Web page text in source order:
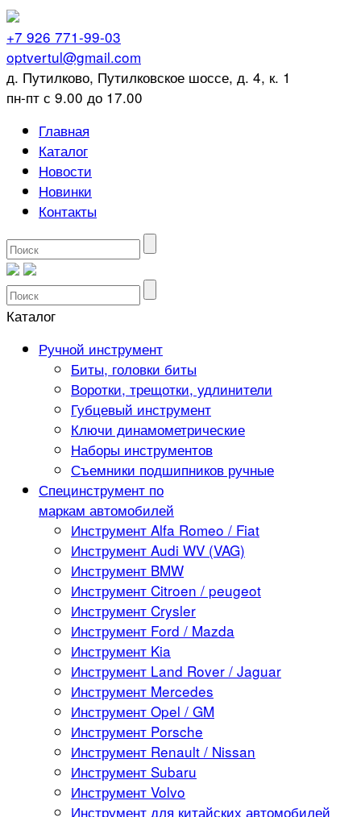
+7 926 771-99-03
optvertul@gmail.com
д. Путилково, Путилковское шоссе, д. 4, к. 1
пн-пт с 9.00 до 17.00
Главная
Каталог
Новости
Новинки
Контакты
Каталог
Ручной инструмент
Биты, головки биты
Воротки, трещотки, удлинители
Губцевый инструмент
Ключи динамометрические
Наборы инструментов
Съемники подшипников ручные
Специнструмент по
маркам автомобилей
Инструмент Alfa Romeo / Fiat
Инструмент Audi WV (VAG)
Инструмент BMW
Инструмент Citroen / peugeot
Инструмент Crysler
Инструмент Ford / Mazda
Инструмент Kia
Инструмент Land Rover / Jaguar
Инструмент Mercedes
Инструмент Opel / GM
Инструмент Porsche
Инструмент Renault / Nissan
Инструмент Subaru
Инструмент Volvo
Инструмент для китайских автомобилей